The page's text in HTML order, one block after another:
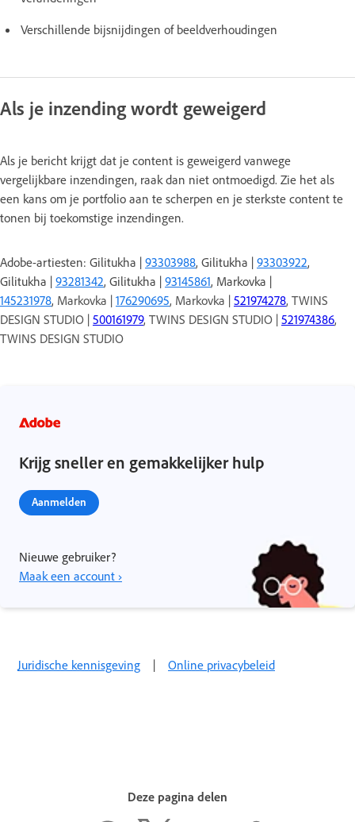
Verschillende bijsnijdingen of beeldverhoudingen
Als je inzending wordt geweigerd
Als je bericht krijgt dat je content is geweigerd vanwege
vergelijkbare inzendingen, raak dan niet ontmoedigd. Zie het als
een kans om je portfolio aan te scherpen en je sterkste content te
tonen bij toekomstige inzendingen.
Adobe-artiesten: Gilitukha | 93303988, Gilitukha | 93303922,
Gilitukha | 93281342, Gilitukha | 93145861, Markovka |
145231978, Markovka | 176290695, Markovka | 521974278, TWINS
DESIGN STUDIO | 500161979, TWINS DESIGN STUDIO | 521974386,
TWINS DESIGN STUDIO
Krijg sneller en gemakkelijker hulp
Aanmelden
Nieuwe gebruiker?
Maak een account ›
Juridische kennisgeving | Online privacybeleid
Deze pagina delen